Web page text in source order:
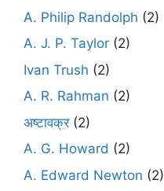
A. Philip Randolph (2)
A. J. P. Taylor (2)
Ivan Trush (2)
A. R. Rahman (2)
अष्टावक्र(2)
A. G. Howard (2)
A. Edward Newton (2)